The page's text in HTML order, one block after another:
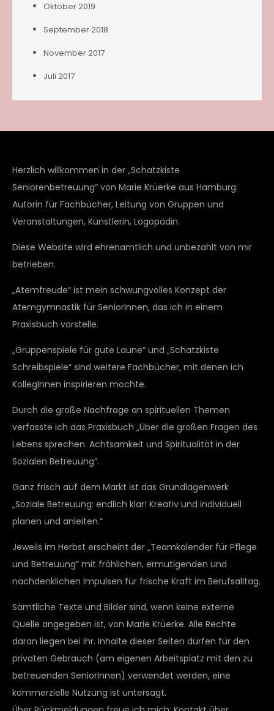
Oktober 2019
September 2018
November 2017
Juli 2017
Herzlich willkommen in der „Schatzkiste
Seniorenbetreuung“ von Marie Krüerke aus Hamburg:
Autorin für Fachbücher, Leitung von Gruppen und
Veranstaltungen, Künstlerin, Logopädin.
Diese Website wird ehrenamtlich und unbezahlt von mir
betrieben.
„Atemfreude“ ist mein schwungvolles Konzept der
Atemgymnastik für SeniorInnen, das ich in einem
Praxisbuch vorstelle.
„Gruppenspiele für gute Laune“ und „Schatzkiste
Schreibspiele“ sind weitere Fachbücher, mit denen ich
KollegInnen inspirieren möchte.
Durch die große Nachfrage an spirituellen Themen
verfasste ich das Praxisbuch „Über die großen Fragen des
Lebens sprechen. Achtsamkeit und Spiritualität in der
Sozialen Betreuung“.
Ganz frisch auf dem Markt ist das Grundlagenwerk
„Soziale Betreuung: endlich klar! Kreativ und individuell
planen und anleiten.“
Jeweils im Herbst erscheint der „Teamkalender für Pflege
und Betreuung“ mit fröhlichen, ermutigenden und
nachdenklichen Impulsen für frische Kraft im Berufsalltag.
Sämtliche Texte und Bilder sind, wenn keine externe
Quelle angegeben ist, von Marie Krüerke. Alle Rechte
daran liegen bei ihr. Inhalte dieser Seiten dürfen für den
privaten Gebrauch (am eigenen Arbeitsplatz mit den zu
betreuenden SeniorInnen) verwendet werden, eine
kommerzielle Nutzung ist untersagt.